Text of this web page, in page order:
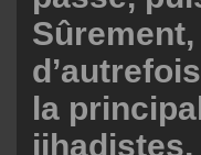
la
jihadistes,